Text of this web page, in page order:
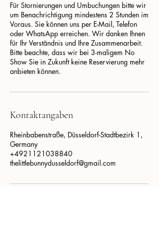
Für Stornierungen und Umbuchungen bitte wir
um Benachrichtigung mindestens 2 Stunden im
Voraus. Sie können uns per E-Mail, Telefon
oder WhatsApp erreichen. Wir danken Ihnen
für Ihr Verständnis und Ihre Zusammenarbeit.
Bitte beachte, dass wir bei 3-maligem No
Show Sie in Zukunft keine Reservierung mehr
anbieten können.
Kontaktangaben
Rheinbabenstraße, Düsseldorf-Stadtbezirk 1,
Germany
+4921121038840
thelittlebunnydusseldorf@gmail.com